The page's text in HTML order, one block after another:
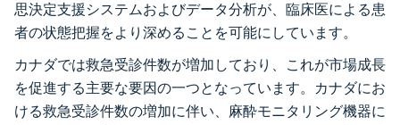
思決定支援システムおよびデータ分析が、臨床医による患
者の状態把握をより深めることを可能にしています。
カナダでは救急受診件数が増加しており、これが市場成長
を促進する主要な要因の一つとなっています。カナダにお
ける救急受診件数の増加に伴い、麻酔モニタリング機器に